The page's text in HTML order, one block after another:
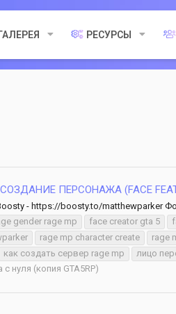
РЕСУРСЫ
ПЕРСОНАЖА (FACE
- https://boosty.to/matthewparker
gender rage mp face creator gta 5
rage mp character create rage
как создать сервер rage mp лицо
нуля (копия GTA5RP)